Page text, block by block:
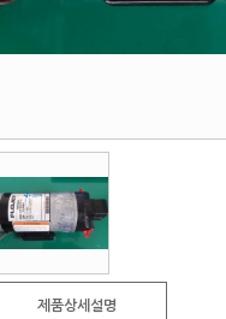
제품상세설명